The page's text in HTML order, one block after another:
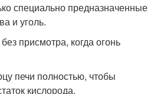
специально предназначенные
и уголь.
присмотра, когда огонь
печи полностью, чтобы
кислорода.